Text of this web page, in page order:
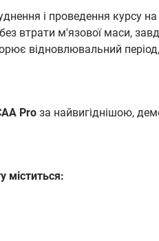
і проведення курсу
втрати м'язової маси,
відновлювальний
Pro за найвигіднішою,
міститься: